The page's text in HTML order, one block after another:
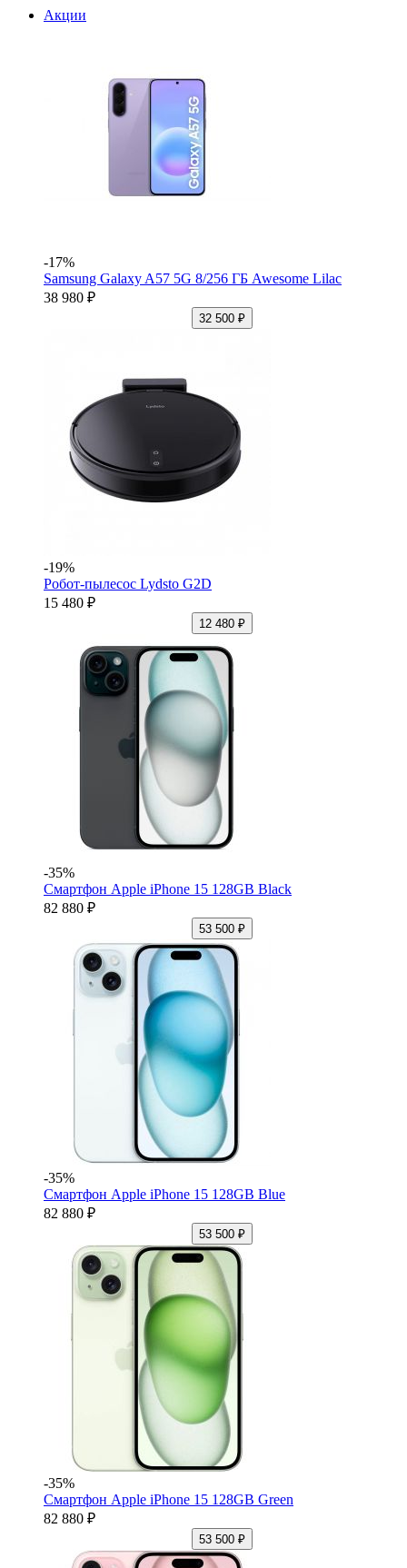
Акции
-17%
Samsung Galaxy A57 5G 8/256 ГБ Awesome Lilac
38 980 ₽
32 500 ₽
-19%
Робот-пылесос Lydsto G2D
15 480 ₽
12 480 ₽
-35%
Смартфон Apple iPhone 15 128GB Black
82 880 ₽
53 500 ₽
-35%
Смартфон Apple iPhone 15 128GB Blue
82 880 ₽
53 500 ₽
-35%
Смартфон Apple iPhone 15 128GB Green
82 880 ₽
53 500 ₽